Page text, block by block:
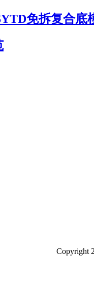
免拆复合底
Copyright